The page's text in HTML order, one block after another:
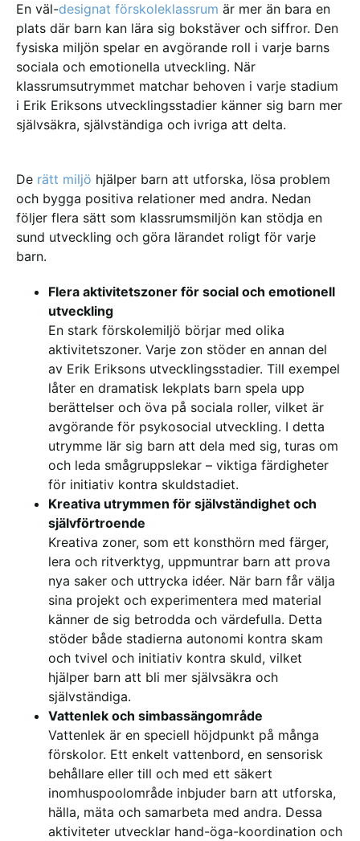
En väl-designat förskoleklassrum är mer än bara en
plats där barn kan lära sig bokstäver och siffror. Den
fysiska miljön spelar en avgörande roll i varje barns
sociala och emotionella utveckling. När
klassrumsutrymmet matchar behoven i varje stadium
i Erik Eriksons utvecklingsstadier känner sig barn mer
självsäkra, självständiga och ivriga att delta.
De rätt miljö hjälper barn att utforska, lösa problem
och bygga positiva relationer med andra. Nedan
följer flera sätt som klassrumsmiljön kan stödja en
sund utveckling och göra lärandet roligt för varje
barn.
Flera aktivitetszoner för social och emotionell
utveckling
En stark förskolemiljö börjar med olika
aktivitetszoner. Varje zon stöder en annan del
av Erik Eriksons utvecklingsstadier. Till exempel
låter en dramatisk lekplats barn spela upp
berättelser och öva på sociala roller, vilket är
avgörande för psykosocial utveckling. I detta
utrymme lär sig barn att dela med sig, turas om
och leda smågruppslekar – viktiga färdigheter
för initiativ kontra skuldstadiet.
Kreativa utrymmen för självständighet och
självförtroende
Kreativa zoner, som ett konsthörn med färger,
lera och ritverktyg, uppmuntrar barn att prova
nya saker och uttrycka idéer. När barn får välja
sina projekt och experimentera med material
känner de sig betrodda och värdefulla. Detta
stöder både stadierna autonomi kontra skam
och tvivel och initiativ kontra skuld, vilket
hjälper barn att bli mer självsäkra och
självständiga.
Vattenlek och simbassängområde
Vattenlek är en speciell höjdpunkt på många
förskolor. Ett enkelt vattenbord, en sensorisk
behållare eller till och med ett säkert
inomhuspoolområde inbjuder barn att utforska,
hälla, mäta och samarbeta med andra. Dessa
aktiviteter utvecklar hand-öga-koordination och